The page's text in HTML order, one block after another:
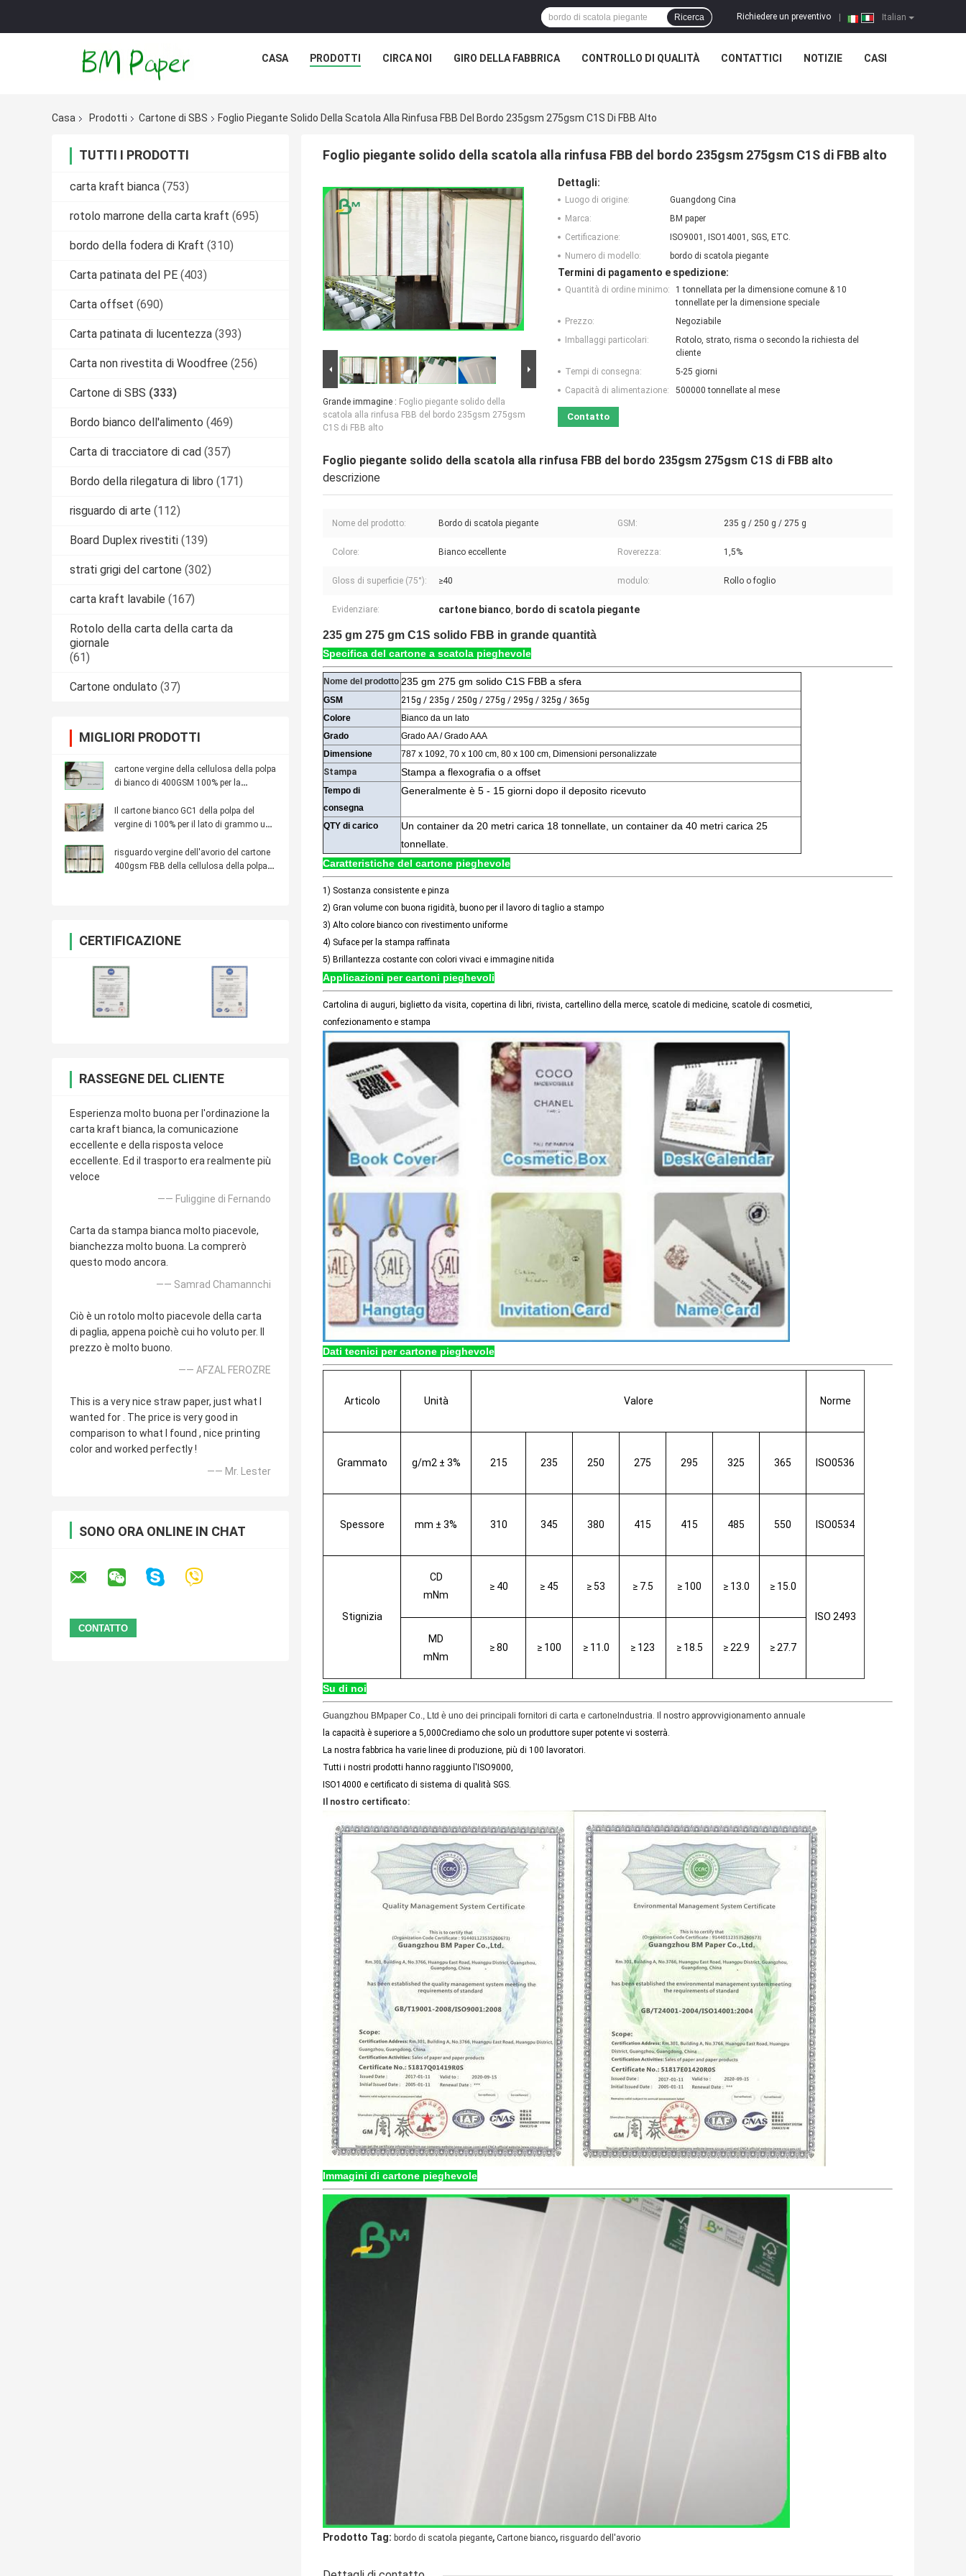
Italian
Richiedere un preventivo
Ricerca
CASA PRODOTTI CIRCA NOI GIRO DELLA FABBRICA CONTROLLO DI QUALITÀ CONTATTICI NOTIZIE CASI
Casa Prodotti Cartone di SBS Foglio Piegante Solido Della Scatola Alla Rinfusa FBB Del Bordo 235gsm 275gsm C1S Di FBB Alto
TUTTI I PRODOTTI
carta kraft bianca (753)
rotolo marrone della carta kraft (695)
bordo della fodera di Kraft (310)
Carta patinata del PE (403)
Carta offset (690)
Carta patinata di lucentezza (393)
Carta non rivestita di Woodfree (256)
Cartone di SBS (333)
Bordo bianco dell'alimento (469)
Carta di tracciatore di cad (357)
Bordo della rilegatura di libro (171)
risguardo di arte (112)
Board Duplex rivestiti (139)
strati grigi del cartone (302)
carta kraft lavabile (167)
Rotolo della carta della carta da
giornale
(61)
Cartone ondulato (37)
MIGLIORI PRODOTTI
cartone vergine della cellulosa della polpa
di bianco di 400GSM 100% per la
Il cartone bianco GC1 della polpa del
vergine di 100% per il lato di grammo uno
risguardo vergine dell'avorio del cartone
400gsm FBB della cellulosa della polpa
CERTIFICAZIONE
RASSEGNE DEL CLIENTE
Esperienza molto buona per l'ordinazione la
carta kraft bianca, la comunicazione
eccellente e della risposta veloce
eccellente. Ed il trasporto era realmente più
veloce
—— Fuliggine di Fernando
Carta da stampa bianca molto piacevole,
bianchezza molto buona. La comprerò
questo modo ancora.
—— Samrad Chamannchi
Ciò è un rotolo molto piacevole della carta
di paglia, appena poichè cui ho voluto per. Il
prezzo è molto buono.
—— AFZAL FEROZRE
This is a very nice straw paper, just what I
wanted for . The price is very good in
comparison to what I found , nice printing
color and worked perfectly !
—— Mr. Lester
SONO ORA ONLINE IN CHAT
Foglio piegante solido della scatola alla rinfusa FBB del bordo 235gsm 275gsm C1S di FBB alto
Grande immagine : Foglio piegante solido della
scatola alla rinfusa FBB del bordo 235gsm 275gsm
C1S di FBB alto
Dettagli:
Luogo di origine:
Guangdong Cina
Marca:
BM paper
Certificazione:
ISO9001, ISO14001, SGS, ETC.
Numero di modello:
bordo di scatola piegante
Termini di pagamento e spedizione:
Quantità di ordine minimo:
1 tonnellata per la dimensione comune & 10
tonnellate per la dimensione speciale
Prezzo:
Negoziabile
Imballaggi particolari:
Rotolo, strato, risma o secondo la richiesta del
cliente
Tempi di consegna:
5-25 giorni
Capacità di alimentazione:
500000 tonnellate al mese
Contatto
Foglio piegante solido della scatola alla rinfusa FBB del bordo 235gsm 275gsm C1S di FBB alto
descrizione
Nome del prodotto: Bordo di scatola piegante GSM: 235 g / 250 g / 275 g
Colore: Bianco eccellente Roverezza: 1,5%
Gloss di superficie (75°): ≥40 modulo: Rollo o foglio
Evidenziare: cartone bianco, bordo di scatola piegante
235 gm 275 gm C1S solido FBB in grande quantità
Specifica del cartone a scatola pieghevole
Nome del prodotto 235 gm 275 gm solido C1S FBB a sfera
GSM
215g / 235g / 250g / 275g / 295g / 325g / 365g
Colore
Bianco da un lato
Grado
Grado AA / Grado AAA
Dimensione
787 x 1092, 70 x 100 cm, 80 x 100 cm, Dimensioni personalizzate
Stampa
Stampa a flexografia o a offset
Tempo di
consegna
Generalmente è 5 - 15 giorni dopo il deposito ricevuto
QTY di carico
Un container da 20 metri carica 18 tonnellate, un container da 40 metri carica 25
tonnellate.
Caratteristiche del cartone pieghevole
1) Sostanza consistente e pinza
2) Gran volume con buona rigidità, buono per il lavoro di taglio a stampo
3) Alto colore bianco con rivestimento uniforme
4) Suface per la stampa raffinata
5) Brillantezza costante con colori vivaci e immagine nitida
Applicazioni per cartoni pieghevoli
Cartolina di auguri, biglietto da visita, copertina di libri, rivista, cartellino della merce, scatole di medicine, scatole di cosmetici,
confezionamento e stampa
Dati tecnici per cartone pieghevole
Articolo Unità Valore Norme
Grammato g/m2 ± 3% 215 235 250 275 295 325 365 ISO0536
Spessore mm ± 3% 310 345 380 415 415 485 550 ISO0534
Stignizia
CD
mNm
≥ 40 ≥ 45 ≥ 53 ≥ 7.5 ≥ 100 ≥ 13.0 ≥ 15.0
ISO 2493
MD
mNm
≥ 80 ≥ 100 ≥ 11.0 ≥ 123 ≥ 18.5 ≥ 22.9 ≥ 27.7
Su di noi
Guangzhou BMpaper Co., Ltd è uno dei principali fornitori di carta e cartone Industria. Il nostro approvvigionamento annuale
la capacità è superiore a 5,000Crediamo che solo un produttore super potente vi sosterrà.
La nostra fabbrica ha varie linee di produzione, più di 100 lavoratori.
Tutti i nostri prodotti hanno raggiunto l'ISO9000,
ISO14000 e certificato di sistema di qualità SGS.
Il nostro certificato:
Immagini di cartone pieghevole
Prodotto Tag: bordo di scatola piegante, Cartone bianco, risguardo dell'avorio